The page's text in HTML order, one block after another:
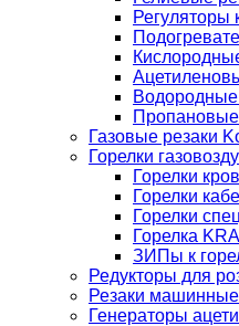
Водородные
Газовые резаки
Горелки
Горелки
Горелки
Горелки
Горелка
ЗИПы к
Редукторы для
Резаки
Генераторы